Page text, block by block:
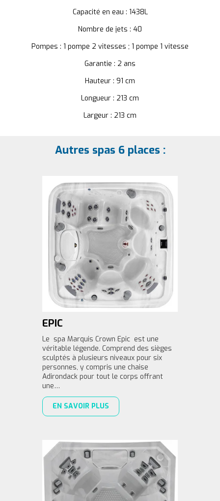
Capacité en eau : 1438L
Nombre de jets : 40
Pompes : 1 pompe 2 vitesses ; 1 pompe 1 vitesse
Garantie : 2 ans
Hauteur : 91 cm
Longueur : 213 cm
Largeur : 213 cm
Autres spas 6 places :
EPIC
Le spa Marquis Crown Epic est une
véritable légende. Comprend des sièges
sculptés à plusieurs niveaux pour six
personnes, y compris une chaise
Adirondack pour tout le corps offrant
une…
EN SAVOIR PLUS